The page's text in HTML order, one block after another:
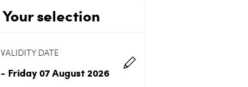
Your selection
VALIDITY DATE
- Friday 07 August 2026